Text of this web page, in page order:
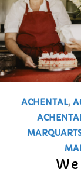
ACHENTAL,